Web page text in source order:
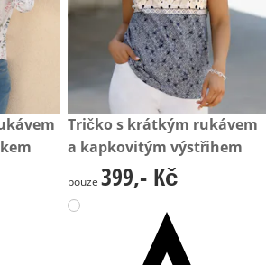
399,- Kč
Tričko s krátkým rukávem
a kapkovitým výstřihem
399,- Kč
pouze 399,- Kč